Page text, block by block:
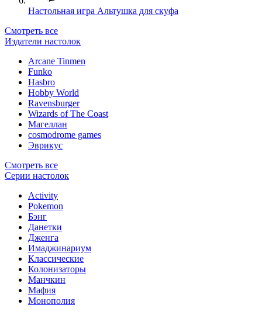
Настольная игра Альтушка для скуфа
Смотреть все
Издатели настолок
Arcane Tinmen
Funko
Hasbro
Hobby World
Ravensburger
Wizards of The Coast
Магеллан
сosmodrome games
Эврикус
Смотреть все
Серии настолок
Activity
Pokemon
Бэнг
Данетки
Дженга
Имаджинариум
Классические
Колонизаторы
Манчкин
Мафия
Монополия